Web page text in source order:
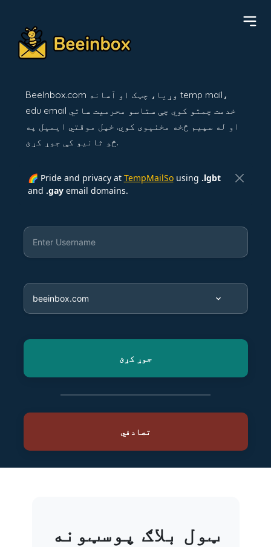
BeeInbox.com وړیا، چټک او آسانه temp mail،
edu email خدمت چمتو کوي چې ستاسو محرمیت ساتي
او له سپیم څخه مخنیوی کوي. خپل موقتي ایمیل په
څو ثانیو کې جوړ کړئ.
🌈 Pride and privacy at TempMailSousing .lgbt
and .gayemail domains.
ټول بلاګ پوسټونه